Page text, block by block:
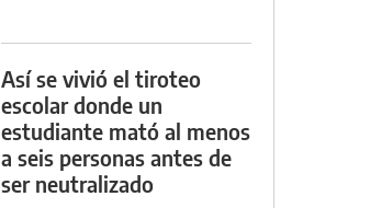
Así se vivió el tiroteo
escolar donde un
estudiante mató al menos
a seis personas antes de
ser neutralizado